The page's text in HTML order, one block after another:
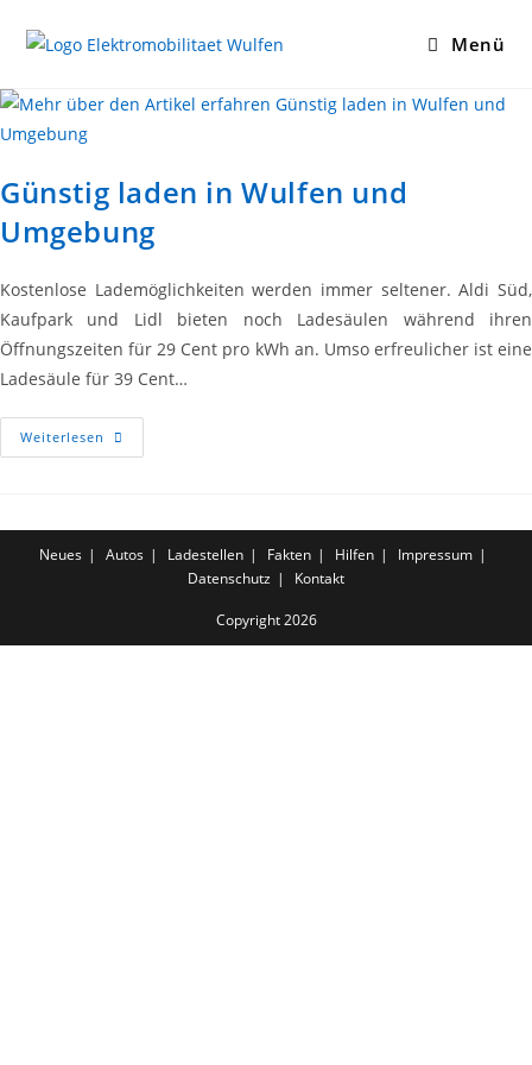
Inhalt
Menü
Günstig laden in Wulfen und
Umgebung
Kostenlose Lademöglichkeiten werden immer seltener. Aldi Süd,
Kaufpark und Lidl bieten noch Ladesäulen während ihren
Öffnungszeiten für 29 Cent pro kWh an. Umso erfreulicher ist eine
Ladesäule für 39 Cent…
Weiterlesen Günstig
Laden
Neues Autos Ladestellen Fakten Hilfen
Impressum
Datenschutz
Kontakt
Copyright 2026